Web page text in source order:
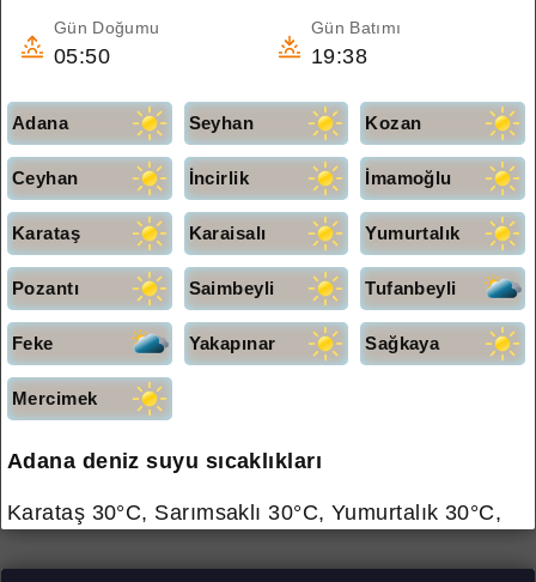
Gün Doğumu
05:50
Gün Batımı
19:38
Adana Seyhan Kozan
Ceyhan İncirlik İmamoğlu
Karataş Karaisalı Yumurtalık
Pozantı Saimbeyli Tufanbeyli
Feke Yakapınar Sağkaya
Mercimek
Adana deniz suyu sıcaklıkları
Karataş 30°C, Sarımsaklı 30°C, Yumurtalık 30°C,